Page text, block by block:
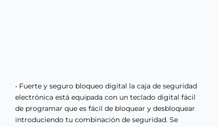
• Fuerte y seguro bloqueo digital la caja de seguridad
electrónica está equipada con un teclado digital fácil
de programar que es fácil de bloquear y desbloquear
introduciendo tu combinación de seguridad. Se